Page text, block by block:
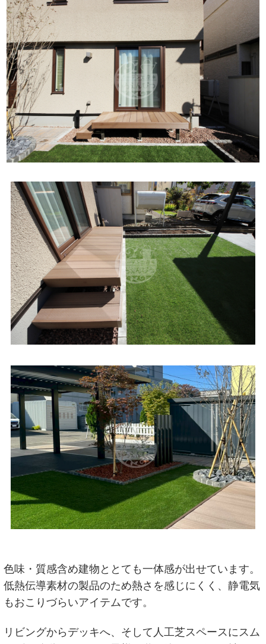
色味・質感含め建物ととても一体感が出せています。
低熱伝導素材の製品のため熱さを感じにくく、静電気
もおこりづらいアイテムです。
リビングからデッキへ、そして人工芝スペースにスム